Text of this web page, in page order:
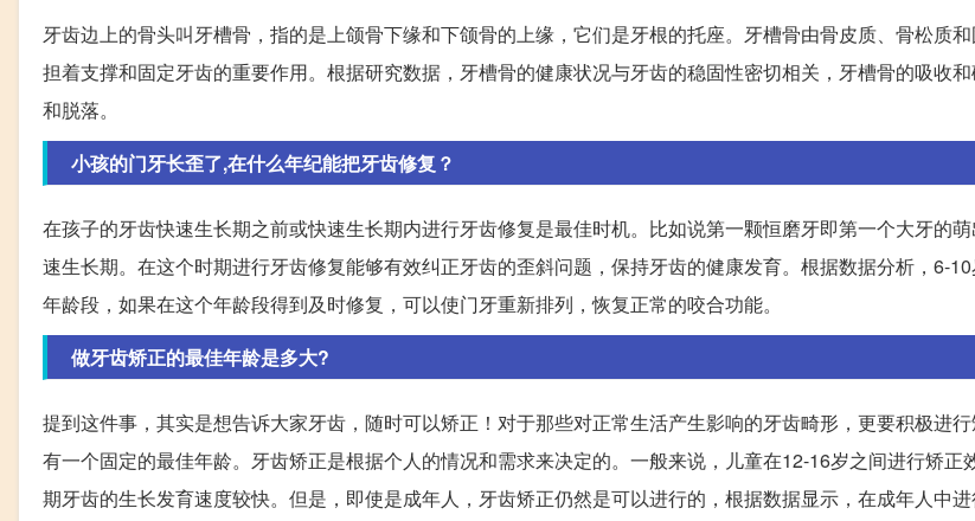
牙齿边上的骨头叫牙槽骨，指的是上颌骨下缘和下颌骨的上缘，它们是牙根的托座。牙槽骨由骨皮质、骨松质
担着支撑和固定牙齿的重要作用。根据研究数据，牙槽骨的健康状况与牙齿的稳固性密切相关，牙槽骨的吸收
和脱落。
小孩的门牙长歪了,在什么年纪能把牙齿修复？
在孩子的牙齿快速生长期之前或快速生长期内进行牙齿修复是最佳时机。比如说第一颗恒磨牙即第一个大牙的
速生长期。在这个时期进行牙齿修复能够有效纠正牙齿的歪斜问题，保持牙齿的健康发育。根据数据分析，6-
年龄段，如果在这个年龄段得到及时修复，可以使门牙重新排列，恢复正常的咬合功能。
做牙齿矫正的最佳年龄是多大?
提到这件事，其实是想告诉大家牙齿，随时可以矫正！对于那些对正常生活产生影响的牙齿畸形，更要积极进
有一个固定的最佳年龄。牙齿矫正是根据个人的情况和需求来决定的。一般来说，儿童在12-16岁之间进行矫正
期牙齿的生长发育速度较快。但是，即使是成年人，牙齿矫正仍然是可以进行的，根据数据显示，在成年人中